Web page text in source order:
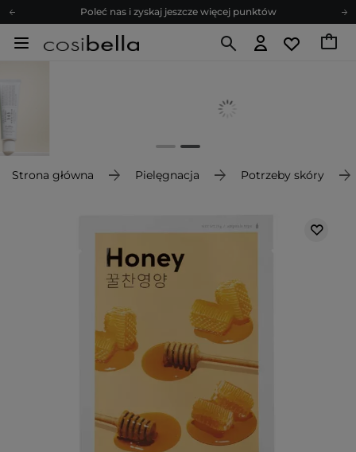
Poleć nas i zyskaj jeszcze więcej punktów
Zapisz się na newsletter pełen porad
Poleć nas i zyskaj jeszcze więcej punktów
Strona główna Pielęgnacja Potrzeby skóry